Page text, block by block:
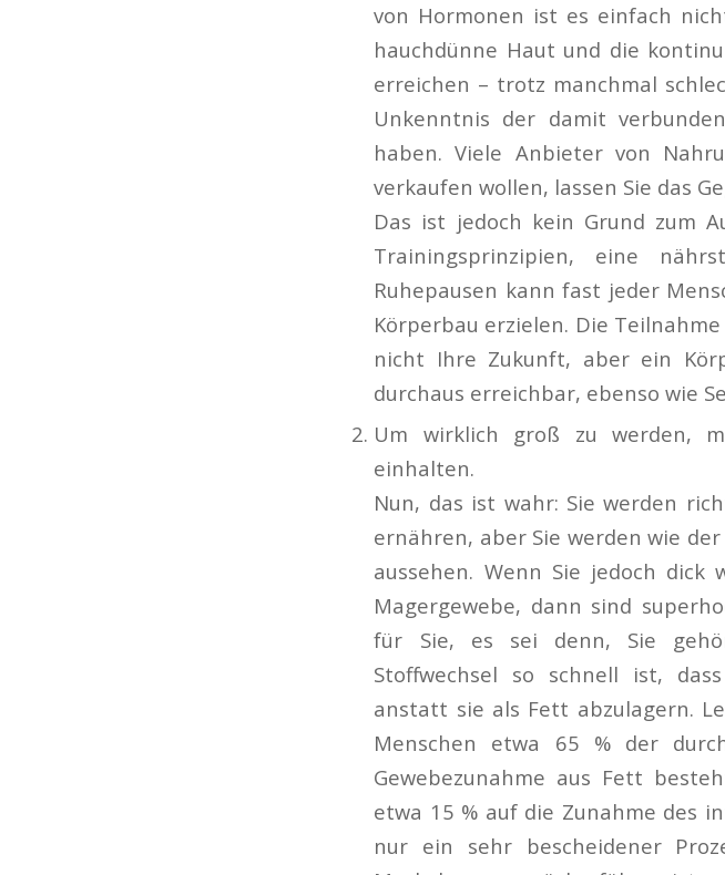
von Hormonen ist es einfach
hauchdünne Haut und die
erreichen – trotz manchmal
Unkenntnis der damit
haben. Viele Anbieter von
verkaufen wollen, lassen Sie das
Das ist jedoch kein Grund zum
Trainingsprinzipien, eine
Ruhepausen kann fast jeder
Körperbau erzielen. Die
nicht Ihre Zukunft, aber ein
durchaus erreichbar, ebenso wie
Um wirklich groß zu werden,
einhalten.
Nun, das ist wahr: Sie werden
ernähren, aber Sie werden wie
aussehen. Wenn Sie jedoch
Magergewebe, dann sind
für Sie, es sei denn, Sie
Stoffwechsel so schnell ist,
anstatt sie als Fett abzulagern.
Menschen etwa 65 % der
Gewebezunahme aus Fett
etwa 15 % auf die Zunahme des
nur ein sehr bescheidener